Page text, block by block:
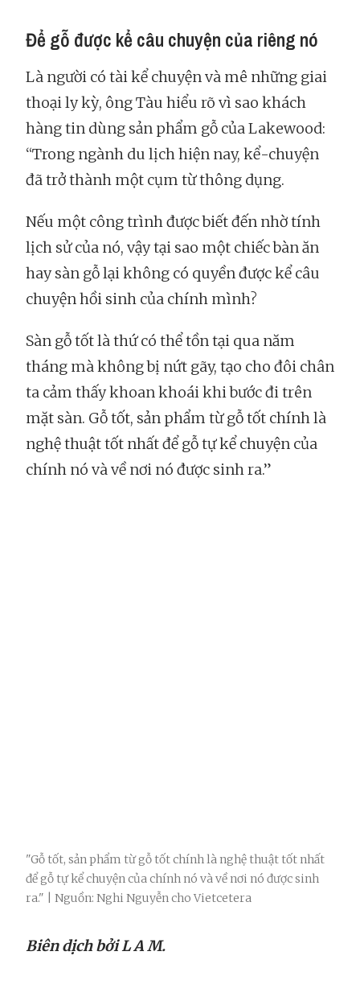
Để gỗ được kể câu chuyện của riêng nó
Là người có tài kể chuyện và mê những giai
thoại ly kỳ, ông Tàu hiểu rõ vì sao khách
hàng tin dùng sản phẩm gỗ của Lakewood:
“Trong ngành du lịch hiện nay, kể-chuyện
đã trở thành một cụm từ thông dụng.
Nếu một công trình được biết đến nhờ tính
lịch sử của nó, vậy tại sao một chiếc bàn ăn
hay sàn gỗ lại không có quyền được kể câu
chuyện hồi sinh của chính mình?
Sàn gỗ tốt là thứ có thể tồn tại qua năm
tháng mà không bị nứt gãy, tạo cho đôi chân
ta cảm thấy khoan khoái khi bước đi trên
mặt sàn. Gỗ tốt, sản phẩm từ gỗ tốt chính là
nghệ thuật tốt nhất để gỗ tự kể chuyện của
chính nó và về nơi nó được sinh ra.”
"Gỗ tốt, sản phẩm từ gỗ tốt chính là nghệ thuật tốt nhất
để gỗ tự kể chuyện của chính nó và về nơi nó được sinh
ra." | Nguồn: Nghi Nguyễn cho Vietcetera
Biên dịch bởi L A M.